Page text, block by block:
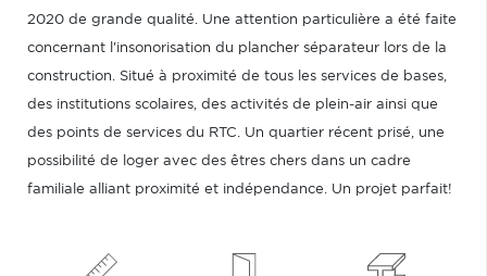
2020 de grande qualité. Une attention particulière a été faite
concernant l'insonorisation du plancher séparateur lors de la
construction. Situé à proximité de tous les services de bases,
des institutions scolaires, des activités de plein-air ainsi que
des points de services du RTC. Un quartier récent prisé, une
possibilité de loger avec des êtres chers dans un cadre
familiale alliant proximité et indépendance. Un projet parfait!